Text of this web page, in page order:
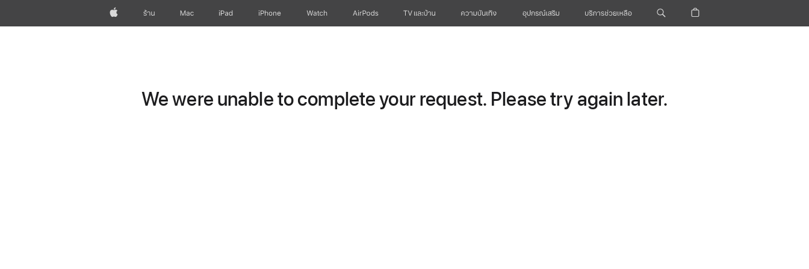
Appleร้าน Mac iPad iPhone Watch AirPods TV และบ้าน ความบันเทิง อุปกรณ์เสริม บริการช่วยเหลือ
We were unable to complete your request. Please try again later.